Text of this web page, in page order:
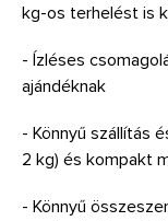
kg-os terhelést is
- Ízléses
ajándéknak
- Könnyű szállítás
2 kg) és kompakt
- Könnyű